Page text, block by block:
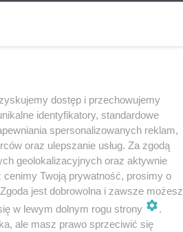
dostęp i przechowujemy
identyfikatory, standardowe
spersonalizowanych reklam,
oraz ulepszanie usług. Za zgodą
geolokalizacyjnych oraz aktywnie
Twoją prywatność, prosimy o
jest dobrowolna i zawsze możesz
w lewym dolnym rogu strony
.
ale masz prawo sprzeciwić się